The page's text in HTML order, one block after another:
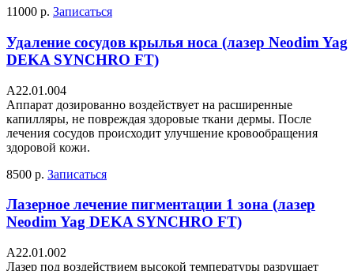
11000 р. Записаться
Удаление сосудов крылья носа (лазер Neodim Yag
DEKA SYNCHRO FT)
A22.01.004
Аппарат дозированно воздействует на расширенные
капилляры, не повреждая здоровые ткани дермы. После
лечения сосудов происходит улучшение кровообращения
здоровой кожи.
8500 р. Записаться
Лазерное лечение пигментации 1 зона (лазер
Neodim Yag DEKA SYNCHRO FT)
A22.01.002
Лазер под воздействием высокой температуры разрушает